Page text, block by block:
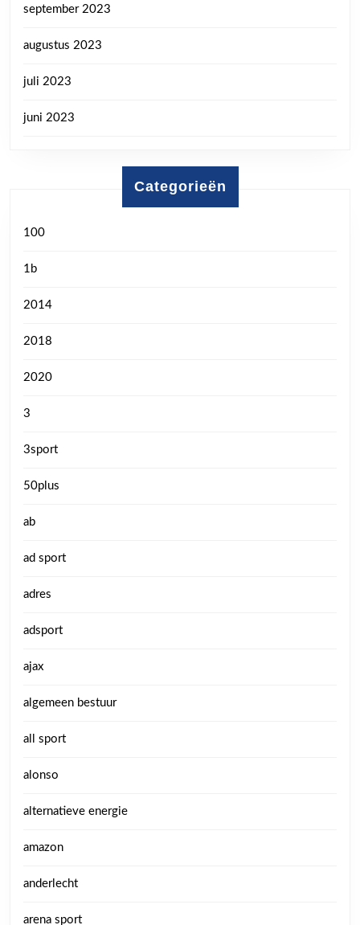
september 2023
augustus 2023
juli 2023
juni 2023
Categorieën
100
1b
2014
2018
2020
3
3sport
50plus
ab
ad sport
adres
adsport
ajax
algemeen bestuur
all sport
alonso
alternatieve energie
amazon
anderlecht
arena sport